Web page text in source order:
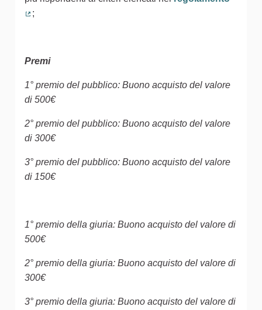
;
Premi
1° premio del pubblico: Buono acquisto del valore
di 500€
2° premio del pubblico: Buono acquisto del valore
di 300€
3° premio del pubblico: Buono acquisto del valore
di 150€
1° premio della giuria: Buono acquisto del valore di
500€
2° premio della giuria: Buono acquisto del valore di
300€
3° premio della giuria: Buono acquisto del valore di